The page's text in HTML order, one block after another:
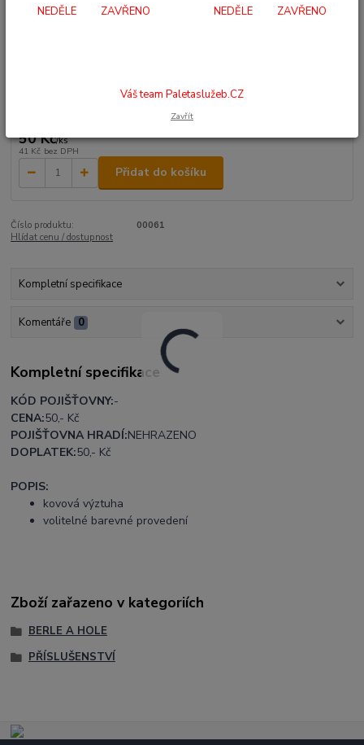
KÓD POJIŠŤOVNY: -CENA: 50,- KčPOJIŠŤOVNA HRADÍ:
na dotaz
50 Kč/ks
41 Kč bez DPH
Přidat do košíku
Číslo produktu:
00061
Hlídat cenu / dostupnost
Kompletní specifikace
Komentáře 0
Kompletní specifikace
KÓD POJIŠŤOVNY:-
CENA:50,- Kč
POJIŠŤOVNA HRADÍ:NEHRAZENO
DOPLATEK:50,- Kč
POPIS:
kovová výztuha
volitelné barevné provedení
Zboží zařazeno v kategoriích
BERLE A HOLE
PŘÍSLUŠENSTVÍ
NEDĚLE ZAVŘENO NEDĚLE ZAVŘENO
Váš team Paletaslužeb.CZ
Zavřít